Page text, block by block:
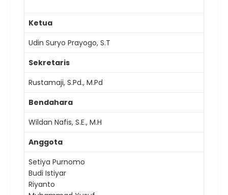
Ketua
Udin Suryo Prayogo, S.T
Sekretaris
Rustamaji, S.Pd., M.Pd
Bendahara
Wildan Nafis, S.E., M.H
Anggota
Setiya Purnomo
Budi Istiyar
Riyanto